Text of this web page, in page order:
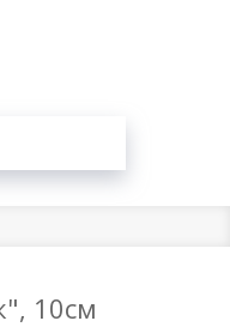
10см